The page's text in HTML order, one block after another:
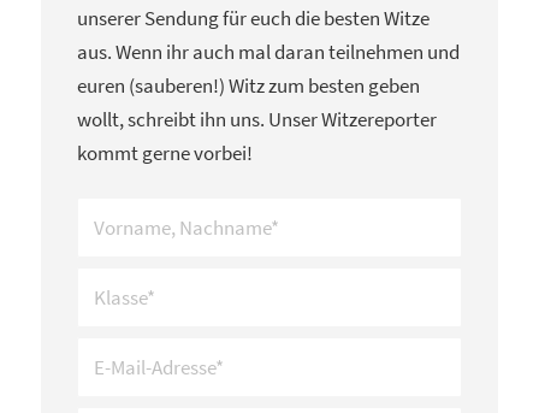
unserer Sendung für euch die besten Witze
aus. Wenn ihr auch mal daran teilnehmen und
euren (sauberen!) Witz zum besten geben
wollt, schreibt ihn uns. Unser Witzereporter
kommt gerne vorbei!